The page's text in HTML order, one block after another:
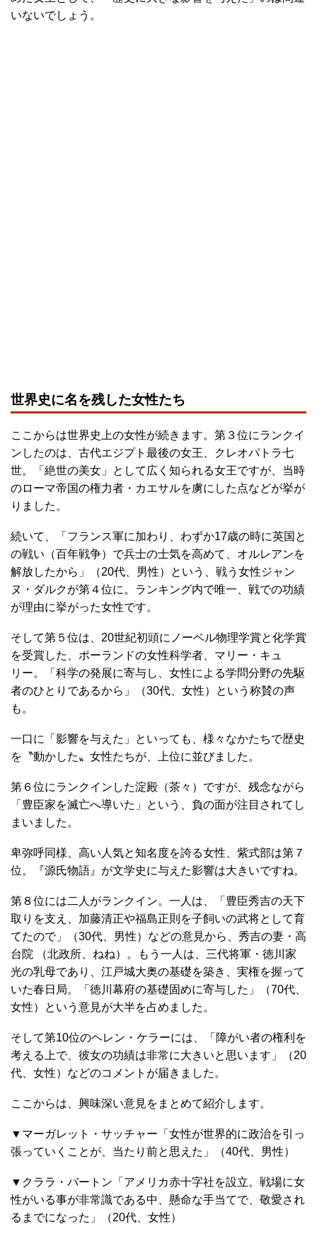
いないでしょう。
世界史に名を残した女性たち
ここからは世界史上の女性が続きます。第３位にランクイ
ンしたのは、古代エジプト最後の女王、クレオパトラ七
世。「絶世の美女」として広く知られる女王ですが、当時
のローマ帝国の権力者・カエサルを虜にした点などが挙が
りました。
続いて、「フランス軍に加わり、わずか17歳の時に英国と
の戦い（百年戦争）で兵士の士気を高めて、オルレアンを
解放したから」（20代、男性）という、戦う女性ジャン
ヌ・ダルクが第４位に。ランキング内で唯一、戦での功績
が理由に挙がった女性です。
そして第５位は、20世紀初頭にノーベル物理学賞と化学賞
を受賞した、ポーランドの女性科学者、マリー・キュ
リー。「科学の発展に寄与し、女性による学問分野の先駆
者のひとりであるから」（30代、女性）という称賛の声
も。
一口に「影響を与えた」といっても、様々なかたちで歴史
を〝動かした〟女性たちが、上位に並びました。
第６位にランクインした淀殿（茶々）ですが、残念ながら
「豊臣家を滅亡へ導いた」という、負の面が注目されてし
まいました。
卑弥呼同様、高い人気と知名度を誇る女性、紫式部は第７
位。『源氏物語』が文学史に与えた影響は大きいですね。
第８位には二人がランクイン。一人は、「豊臣秀吉の天下
取りを支え、加藤清正や福島正則を子飼いの武将として育
てたので」（30代、男性）などの意見から、秀吉の妻・高
台院 （北政所、ねね）。もう一人は、三代将軍・徳川家
光の乳母であり、江戸城大奥の基礎を築き、実権を握って
いた春日局。「徳川幕府の基礎固めに寄与した」（70代、
女性）という意見が大半を占めました。
そして第10位のヘレン・ケラーには、「障がい者の権利を
考える上で、彼女の功績は非常に大きいと思います」（20
代、女性）などのコメントが届きました。
ここからは、興味深い意見をまとめて紹介します。
▼マーガレット・サッチャー「女性が世界的に政治を引っ
張っていくことが、当たり前と思えた」（40代、男性）
▼クララ・バートン「アメリカ赤十字社を設立。戦場に女
性がいる事が非常識である中、懸命な手当てで、敬愛され
るまでになった」（20代、女性）